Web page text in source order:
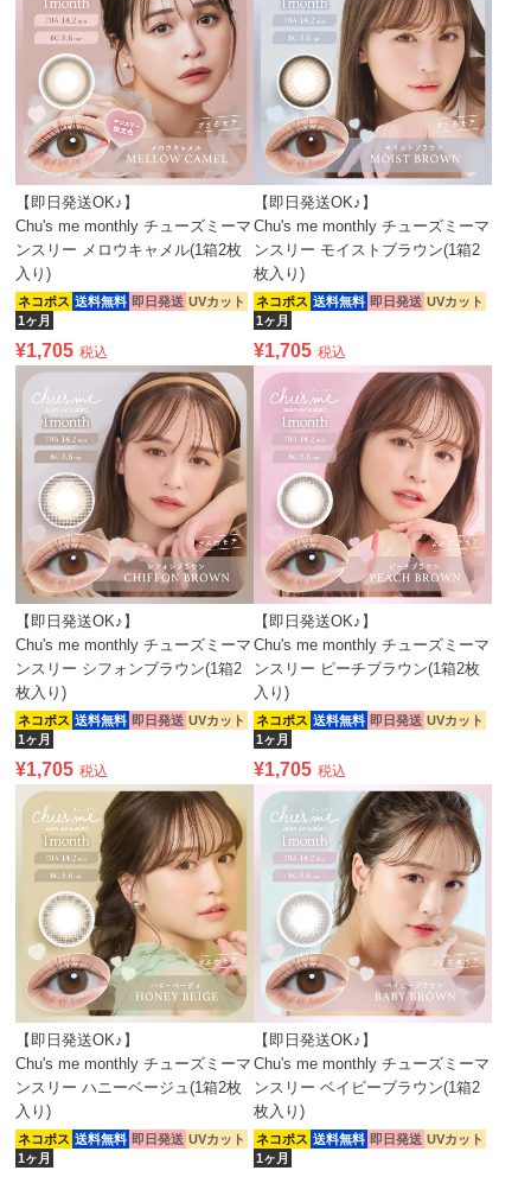
【即日発送OK♪】
Chu's me monthly チューズミーマ
ンスリー メロウキャメル(1箱2枚
入り)
ネコポス 送料無料 即日発送 UVカット
1ヶ月
¥1,705 税込
【即日発送OK♪】
Chu's me monthly チューズミーマ
ンスリー モイストブラウン(1箱2
枚入り)
ネコポス 送料無料 即日発送 UVカット
1ヶ月
¥1,705 税込
【即日発送OK♪】
Chu's me monthly チューズミーマ
ンスリー シフォンブラウン(1箱2
枚入り)
ネコポス 送料無料 即日発送 UVカット
1ヶ月
¥1,705 税込
【即日発送OK♪】
Chu's me monthly チューズミーマ
ンスリー ピーチブラウン(1箱2枚
入り)
ネコポス 送料無料 即日発送 UVカット
1ヶ月
¥1,705 税込
【即日発送OK♪】
Chu's me monthly チューズミーマ
ンスリー ハニーベージュ(1箱2枚
入り)
ネコポス 送料無料 即日発送 UVカット
1ヶ月
【即日発送OK♪】
Chu's me monthly チューズミーマ
ンスリー ベイビーブラウン(1箱2
枚入り)
ネコポス 送料無料 即日発送 UVカット
1ヶ月